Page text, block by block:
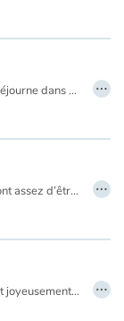
En vacances en Australie, Nathan séjourne dans une ferme écologique avec des jeunes venus du monde entier. Tous participent à la vie de la ferme et à la création d'un centre d'art aborigène. Mais quelqu’un parmi les woofers veut la perte de la ferme. Qui ? Et pourquoi ? …
Dans la basse-cour, les poules en ont assez d’être les seules à nettoyer le nid et à couver pendant que le coq et les poulets se pavanent la crête en l’air. Menées par Charlotte, elles manifestent et font la grève pour que ça change. …
Célestine a sept poules qui picorent joyeusement en plein air. Brigitte pond des œufs blancs; Agathe, des roses; Bernadette, des œufs tachetés; Capucine, des minuscules; Odette des œufs énormes.; ceux de Charlotte ont deux jaunes d’œuf. Salomé, elle, n’a toujours rien pondu... Un matin, le petit Arthur, qui passe les vacances de Pâques chez sa tante, trouve un drôle d’œuf sous les plumes de Salomé. Un œuf marron ! Célestine, la fermière en reste bouche-bée : sa poulette pond des œufs en chocolat… et elle en pond des dizaines ! La nouvelle fait vite le tour du village, puis se répand dans tout le pays, jusqu’au journal télévisé. Dans l’industrie du chocolat, on commence sérieusement à s’inquiéter : les fêtes de Pâques approchent et cette drôle de poule menace les affaires des chocolatiers... …